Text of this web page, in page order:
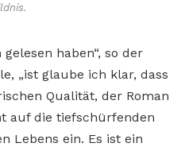
haben“, so der
„ist glaube ich klar, dass
Qualität, der Roman
auf die tiefschürfenden
Lebens ein. Es ist ein